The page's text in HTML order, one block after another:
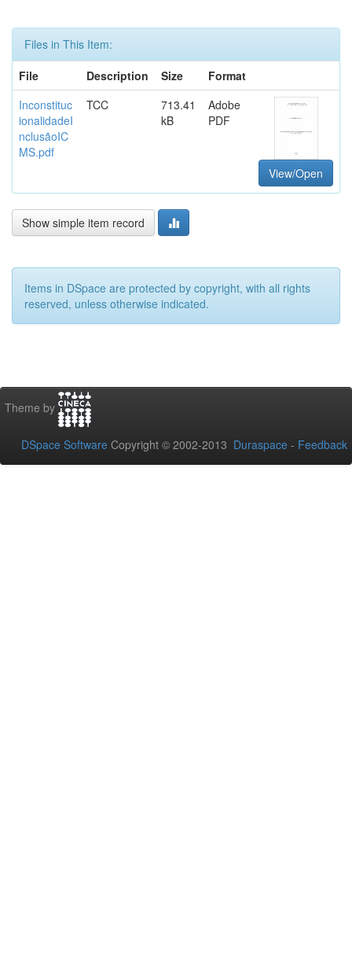
Files in This Item:
File
Description Size
Format
Inconstituc
ionalidadeI
nclusãoIC
MS.pdf
TCC
713.41
kB
Adobe
PDF
View/Open
Show simple item record
Items in DSpace are protected by copyright, with all rights
reserved, unless otherwise indicated.
Theme by
DSpace Software Copyright © 2002-2013 Duraspace - Feedback